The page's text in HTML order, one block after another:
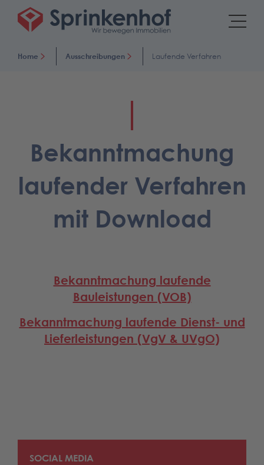
Home Ausschreibungen Laufende Verfahren
Bekanntmachung
laufender Verfahren
mit Download
Bekanntmachung laufende
Bauleistungen (VOB)
Bekanntmachung laufende Dienst- und
Lieferleistungen (VgV & UVgO)
SOCIAL MEDIA